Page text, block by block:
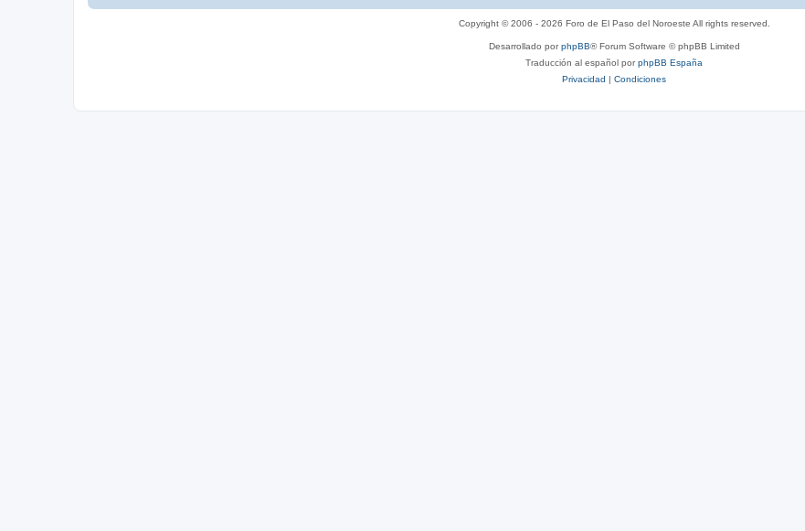
Copyright © 2006 - 2026 Foro de El Paso del Noroeste All rights reserved.
Desarrollado porphpBB® Forum Software © phpBB Limited
Traducción al español porphpBB España
Privacidad | Condiciones